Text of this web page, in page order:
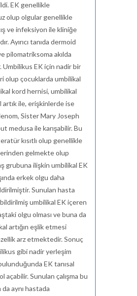
EK genellikle
olup olgular genellikle
ve infeksiyon ile kliniğe
Ayırıcı tanıda dermoid
pilomatriksoma akılda
Umbilikus EK için nadir bir
olup çocuklarda umbilikal
kord hernisi, umbilikal
artık ile, erişkinlerde ise
Sister Mary Joseph
medusa ile karışabilir. Bu
kısıtlı olup genellikle
gelmekte olup
grubuna ilişkin umbilikal EK
erkek olgu daha
Sunulan hasta
umbilikal EK içeren
olgu olması ve buna da
artığın eşlik etmesi
arz etmektedir. Sonuç
gibi nadir yerleşim
EK tanısal
açabilir. Sunulan çalışma bu
aynı hastada